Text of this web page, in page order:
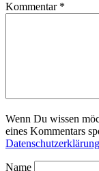
Kommentar *
Wenn Du wissen
eines Kommentars
Datenschutzerklärung
Name